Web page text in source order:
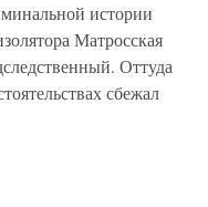
истории
Матросская
Оттуда
сбежал